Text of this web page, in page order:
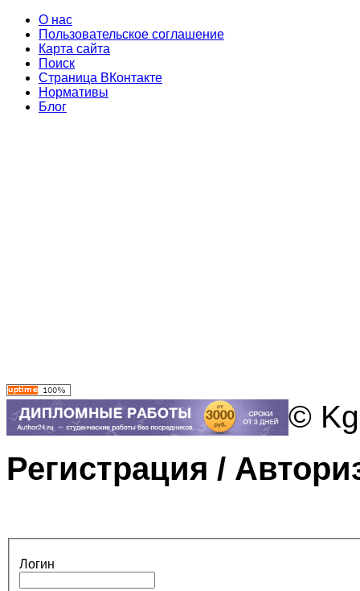
О нас
Пользовательское соглашение
Карта сайта
Поиск
Страница ВКонтакте
Нормативы
Блог
©
Регистрация /
Логин